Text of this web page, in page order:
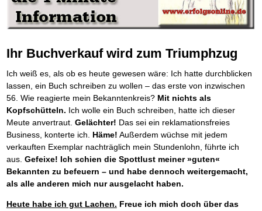
Behalten Sie den Überblick
Vermögenssicherung durch GbR-Vertrag
Schutzwall für Hab und Gut
GbR-Vertrag mit beschränkter Haftung BESTSELLER
Sich rechtlich einrichten BRANDNEU
Stiftung gründen und profitabel vermarkten BRANDNEU
Gründen Sie Ihre Stiftung
Platzieren Sie sich bei Google ganz oben
Mental Force
Entfalten Sie Ihre geistigen Kräfte
Mental Force - Hörbuch
Nutze Deine geistigen Waffen
Schlüssel des Erfolgs
Methoden der Lebenstechnik
Hilf Dir selbst, hilft Dir Gott TIPP
Immer den Geist zum TUN begeistern
Die Feuerkraft TIPP
Holen Sie Erfolg in Ihr Leben
Mit System zum Erfolg GEHEIMTIPP
Starten Sie endlich durch
Die Macht des Schuldners (Hörbuch)
Jetzt neu für Unterwegs
Der Schuldenkalkulator
Mach Pleite und starte durch TIPP
Vermögenssicherung durch GbR-Vertrag NEU
Schutzwall für Hab und Gut
Schach dem Gerichtsvollzieher
Gerichtsvollziehervorschriften nutzen
Weiße Weste durch UmzugTIPP
Das Meldesystem clever nutzen
Die Betablocker InsolvenzNEU
Insolvenzantrag abwehren
Finanzielle Freiheit trotz InsolvenzTIPP
80% Ihrer Einnahmen behalten
Bestens informiert sein
Frei Fahrt ohne Punkte
Kaufe doch Deine Schulden BRANDNEU
Die geniale Lösung zum schnellen Schuldenabbau
Der Weg zur finanziellen Freiheit
Ohne Probleme clever Texten und Schreiben
Die Macht des Telefax NEU
Zeit & Kommunikationsgewinn
Mittel gegen Titel EMPFEHLUNG
Sichern Sie Einkommen und Vermögenswerte 100%-tig ab
Bekannt wie ein bunter Hund im Internet INTERNET-TIPP
schnell im Internet bekannt werden und damit viel Geld verdienen
Schreib Dich reich SCHREIB VERTRIEBS TIPP
Ihr Buchverkauf wird zum Triumphzug
Ich weiß es, als ob es heute gewesen wäre: Ich hatte durchblicken
lassen, ein Buch schreiben zu wollen – das erste von inzwischen
56. Wie reagierte mein Bekanntenkreis? Mit nichts als
Kopfschütteln. Ich wolle ein Buch schreiben, hatte ich dieser
Meute anvertraut. Gelächter! Das sei ein reklamationsfreies
Business, konterte ich. Häme! Außerdem wüchse mit jedem
verkauften Exemplar nachträglich mein Stundenlohn, führte ich
aus. Gefeixe! Ich schien die Spottlust meiner »guten«
Bekannten zu befeuern – und habe dennoch weitergemacht,
als alle anderen mich nur ausgelacht haben.
Heute habe ich gut Lachen. Freue ich mich doch über das